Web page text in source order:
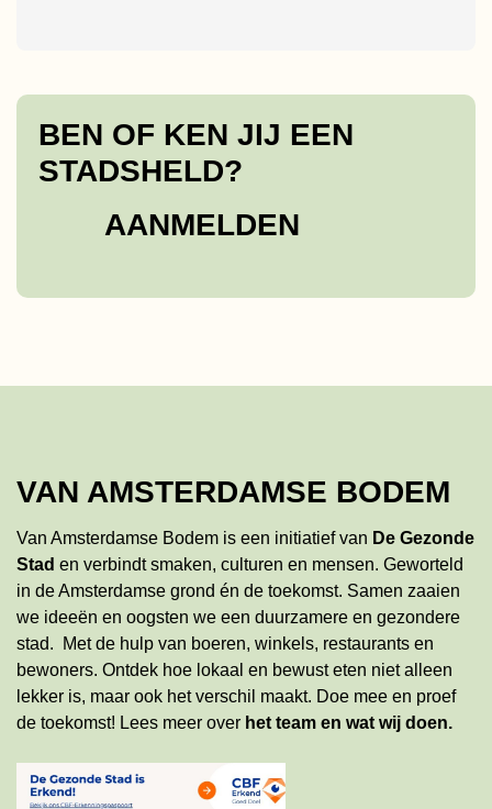
BEN OF KEN JIJ EEN
STADSHELD?
AANMELDEN
VAN AMSTERDAMSE BODEM
Van Amsterdamse Bodem is een initiatief van De Gezonde
Stad en verbindt smaken, culturen en mensen. Geworteld
in de Amsterdamse grond én de toekomst. Samen zaaien
we ideeën en oogsten we een duurzamere en gezondere
stad. Met de hulp van boeren, winkels, restaurants en
bewoners. Ontdek hoe lokaal en bewust eten niet alleen
lekker is, maar ook het verschil maakt. Doe mee en proef
de toekomst! Lees meer over het team en wat wij doen.